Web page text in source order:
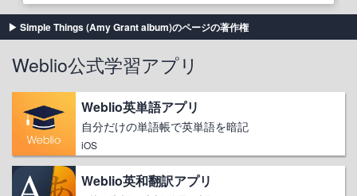
Simple Things (Amy Grant album)のページの著作権
Weblio公式学習アプリ
Weblio英単語アプリ
自分だけの単語帳で英単語を暗記
iOS
Weblio英和翻訳アプリ